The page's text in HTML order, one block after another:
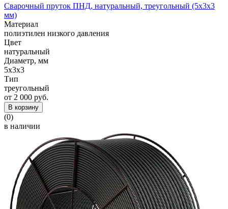
Сварочный пруток ПНД, натуральный, треугольный (5x3x3
мм)
Материал
полиэтилен низкого давления
Цвет
натуральный
Диаметр, мм
5x3x3
Тип
треугольный
от 2 000 руб.
В корзину
(0)
в наличии